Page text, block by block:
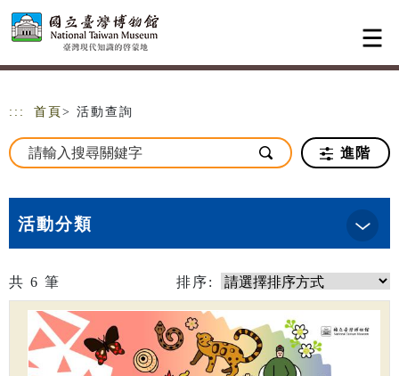
跳到主要內容
網站導覽
::: 首頁 > 活動查詢
進階
活動分類
共 6 筆 排序: